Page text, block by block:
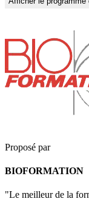
Proposé par
BIOFORMATION
"Le meilleur de la